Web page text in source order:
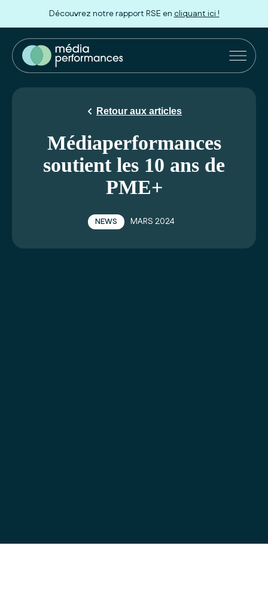
Découvrez notre rapport RSE en cliquant ici !
Marques et Agences
Distributeurs
Innovation
Nos engagements
Rejoignez-nous
Retour aux articles
Médiaperformances
soutient les 10 ans de
PME+
NEWS MARS 2024